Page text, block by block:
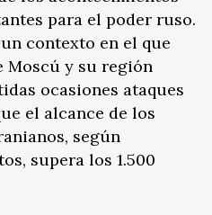
para el poder ruso.
contexto en el que
Moscú y su región
ocasiones ataques
el alcance de los
según
supera los 1.500